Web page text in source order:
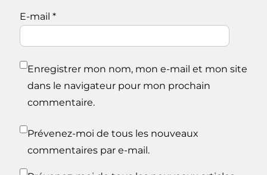
E-mail *
Enregistrer mon nom, mon e-mail et mon site
dans le navigateur pour mon prochain
commentaire.
Prévenez-moi de tous les nouveaux
commentaires par e-mail.